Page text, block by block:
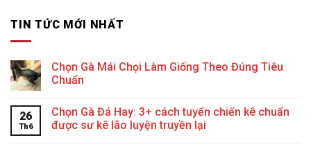
TIN TỨC MỚI NHẤT
Chọn Gà Mái Chọi Làm Giống Theo Đúng Tiêu
Chuẩn
26
Th6
Chọn Gà Đá Hay: 3+ cách tuyển chiến kê chuẩn
được sư kê lão luyện truyền lại